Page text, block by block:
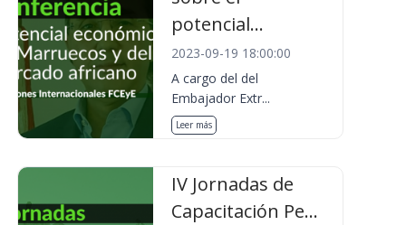
potencial...
2023-09-19 18:00:00
A cargo del del
Embajador Extr...
Leer más
IV Jornadas de
Capacitación Pe...